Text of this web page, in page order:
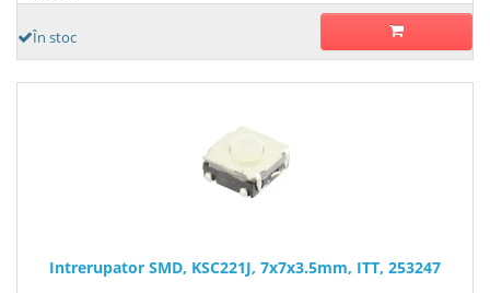
În stoc
Intrerupator SMD, KSC221J, 7x7x3.5mm, ITT, 253247